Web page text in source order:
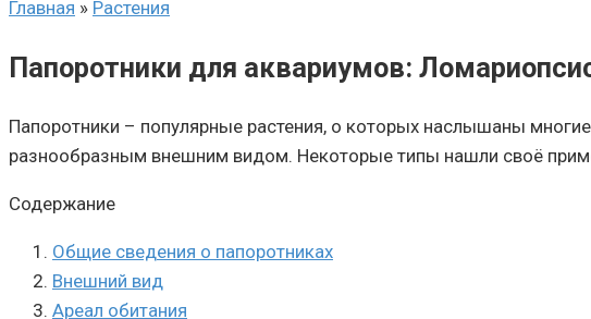
Главная » Растения
Папоротники для аквариумов:
Папоротники – популярные растения, о которых наслышаны
разнообразным внешним видом. Некоторые типы нашли своё
Содержание
Общие сведения о папоротниках
Внешний вид
Ареал обитания